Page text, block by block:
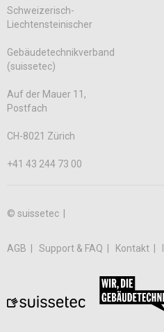
Schweizerisch-
Liechtensteinischer
Gebäudetechnikverband
(suissetec)
Auf der Mauer 11,
Postfach
CH-8021 Zürich
+41 43 244 73 00
© suissetec |
AGB Support & FAQ Kontakt